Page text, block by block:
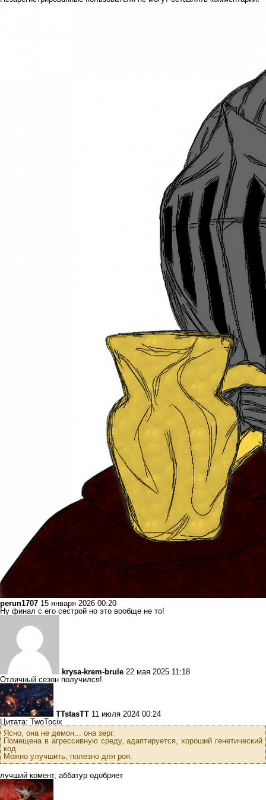
perun1707 15 января 2026 00:20
Ну финал с его сестрой но это вообще не то!
krysa-krem-brule 22 мая 2025 11:18
Отличный сезон получился!
TTstasTT 11 июля 2024 00:24
Цитата: TwoTocix
Ясно, она не демон... она зерг.
Помещена в агрессивную среду, адаптируется, хороший генетический
код.
Можно улучшить, полезно для роя.
лучший комент, аббатур одобряет